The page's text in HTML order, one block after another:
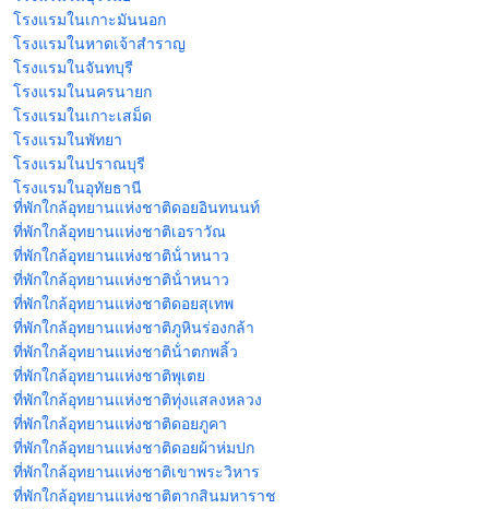
โรงแรมในเกาะมันนอก
โรงแรมในหาดเจ้าสําราญ
โรงแรมในจันทบุรี
โรงแรมในนครนายก
โรงแรมในเกาะเสม็ด
โรงแรมในพัทยา
โรงแรมในปราณบุรี
โรงแรมในอุทัยธานี
ที่พักใกล้อุทยานแห่งชาติดอยอินทนนท์
ที่พักใกล้อุทยานแห่งชาติเอราวัณ
ที่พักใกล้อุทยานแห่งชาติน้ําหนาว
ที่พักใกล้อุทยานแห่งชาติน้ําหนาว
ที่พักใกล้อุทยานแห่งชาติดอยสุเทพ
ที่พักใกล้อุทยานแห่งชาติภูหินร่องกล้า
ที่พักใกล้อุทยานแห่งชาติน้ําตกพลิ้ว
ที่พักใกล้อุทยานแห่งชาติพุเตย
ที่พักใกล้อุทยานแห่งชาติทุ่งแสลงหลวง
ที่พักใกล้อุทยานแห่งชาติดอยภูคา
ที่พักใกล้อุทยานแห่งชาติดอยผ้าห่มปก
ที่พักใกล้อุทยานแห่งชาติเขาพระวิหาร
ที่พักใกล้อุทยานแห่งชาติตากสินมหาราช